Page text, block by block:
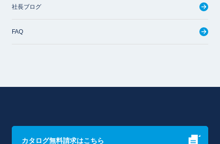
社長ブログ
FAQ
カタログ無料請求はこちら